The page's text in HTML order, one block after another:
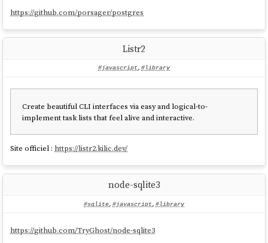
https://github.com/porsager/postgres
Listr2
#javascript, #library
Create beautiful CLI interfaces via easy and logical-to-
implement task lists that feel alive and interactive.
Site officiel : https://listr2.kilic.dev/
node-sqlite3
#sqlite, #javascript, #library
https://github.com/TryGhost/node-sqlite3